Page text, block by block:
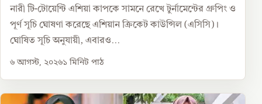
নারী টি-টোয়েন্টি এশিয়া কাপকে সামনে রেখে টুর্নামেন্টের গ্রুপিং ও
পূর্ণ সূচি ঘোষণা করেছে এশিয়ান ক্রিকেট কাউন্সিল (এসিসি)।
ঘোষিত সূচি অনুযায়ী, এবারও...
৬ আগস্ট, ২০২৬১ মিনিট পাঠ